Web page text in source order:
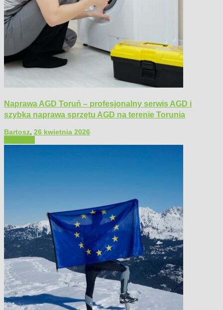
Naprawa AGD Toruń – profesjonalny serwis AGD i
szybka naprawa sprzętu AGD na terenie Torunia
Bartosz, 26 kwietnia 2026